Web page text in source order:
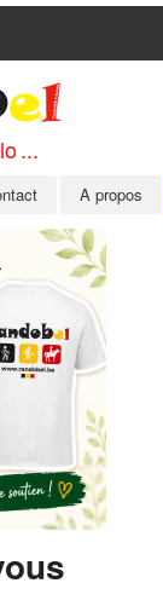
...
A propos